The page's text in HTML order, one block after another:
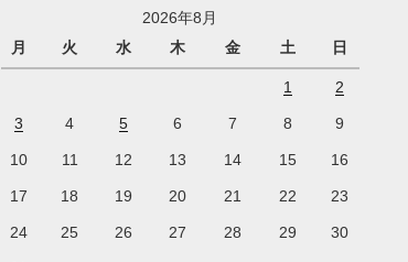
2026年8月
月
火 水 木 金 土 日
1 2
3 4 5 6 7 8 9
10 11 12 13 14 15 16
17 18 19 20 21 22 23
24 25 26 27 28 29 30